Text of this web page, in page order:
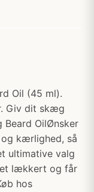
Oil (45 ml).
Giv dit skæg
Beard OilØnsker
kærlighed, så
ultimative valg
lækkert og får
hos